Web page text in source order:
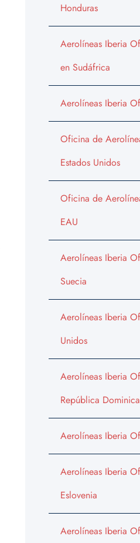
Honduras
Aerolíneas Iberia
en Sudáfrica
Aerolíneas Iberia
Oficina de
Estados Unidos
Oficina de
EAU
Aerolíneas Iberia
Suecia
Aerolíneas Iberia
Unidos
Aerolíneas Iberia
República
Aerolíneas Iberia
Aerolíneas Iberia
Eslovenia
Aerolíneas Iberia